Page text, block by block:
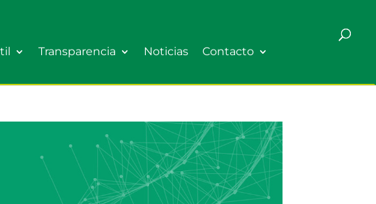
Transparencia Noticias Contacto